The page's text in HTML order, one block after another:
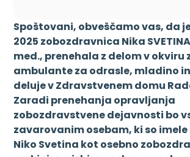
Spoštovani, obveščamo vas, da je
2025 zobozdravnica Nika
med., prenehala z delom v okviru
ambulante za odrasle, mladino
deluje v Zdravstvenem domu
Zaradi prenehanja opravljanja
zobozdravstvene dejavnosti bo
zavarovanim osebam, ki so
Niko Svetina kot osebno